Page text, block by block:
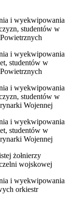
i wyekwipowania
studentów w
i wyekwipowania
studentów w
i wyekwipowania
studentów w
Wojennej
i wyekwipowania
studentów w
Wojennej
żołnierzy
wojskowej
i wyekwipowania
orkiestr